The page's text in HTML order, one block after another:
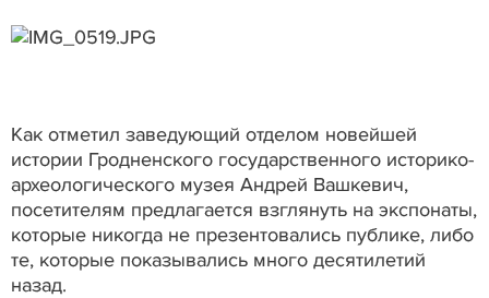
Как отметил заведующий отделом новейшей
истории Гродненского государственного историко-
археологического музея Андрей Вашкевич,
посетителям предлагается взглянуть на экспонаты,
которые никогда не презентовались публике, либо
те, которые показывались много десятилетий
назад.